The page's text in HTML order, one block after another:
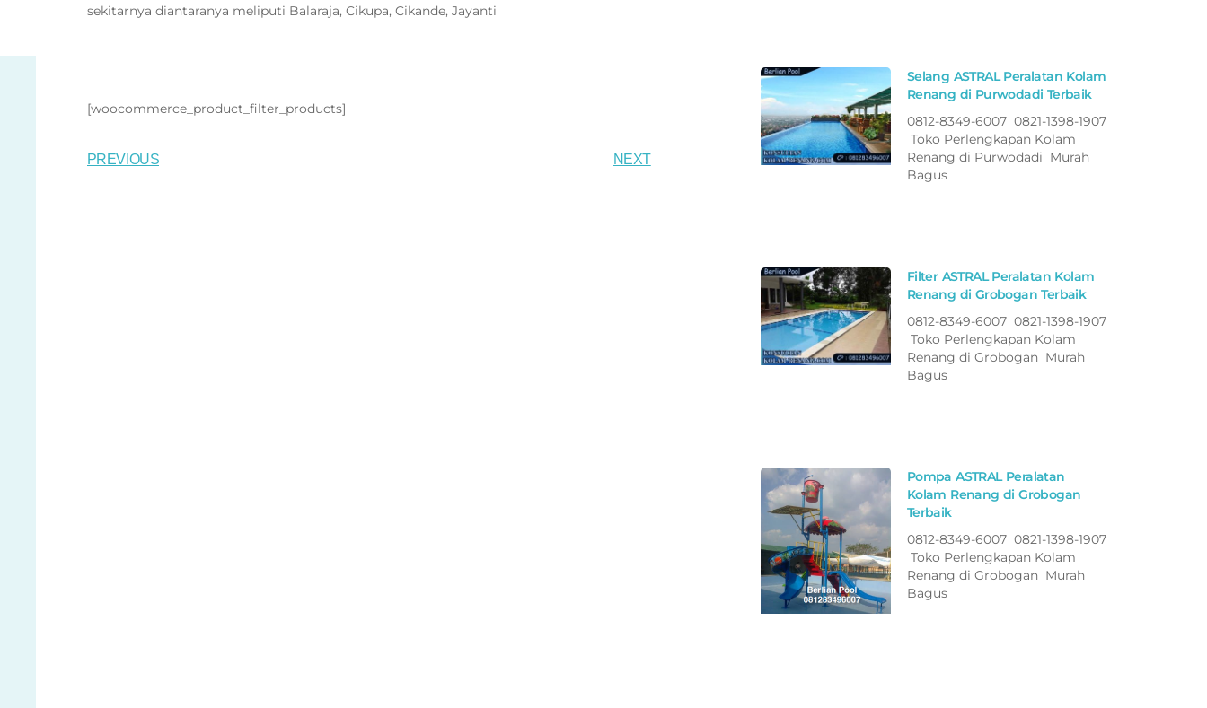
sekitarnya diantaranya meliputi Balaraja, Cikupa, Cikande, Jayanti
[woocommerce_product_filter_products]
PREVIOUS NEXT
Selang ASTRAL Peralatan Kolam
Renang di Purwodadi Terbaik
0812-8349-6007 0821-1398-1907
Toko Perlengkapan Kolam
Renang di Purwodadi Murah
Bagus
Filter ASTRAL Peralatan Kolam
Renang di Grobogan Terbaik
0812-8349-6007 0821-1398-1907
Toko Perlengkapan Kolam
Renang di Grobogan Murah
Bagus
Pompa ASTRAL Peralatan
Kolam Renang di Grobogan
Terbaik
0812-8349-6007 0821-1398-1907
Toko Perlengkapan Kolam
Renang di Grobogan Murah
Bagus